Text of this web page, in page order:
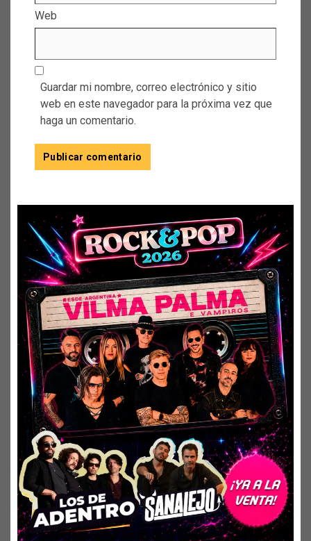
Web
Guardar mi nombre, correo electrónico y sitio
web en este navegador para la próxima vez que
haga un comentario.